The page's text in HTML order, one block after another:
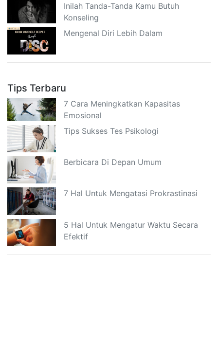
Inilah Tanda-Tanda Kamu Butuh
Konseling
Mengenal Diri Lebih Dalam
Tips Terbaru
7 Cara Meningkatkan Kapasitas
Emosional
Tips Sukses Tes Psikologi
Berbicara Di Depan Umum
7 Hal Untuk Mengatasi Prokrastinasi
5 Hal Untuk Mengatur Waktu Secara
Efektif